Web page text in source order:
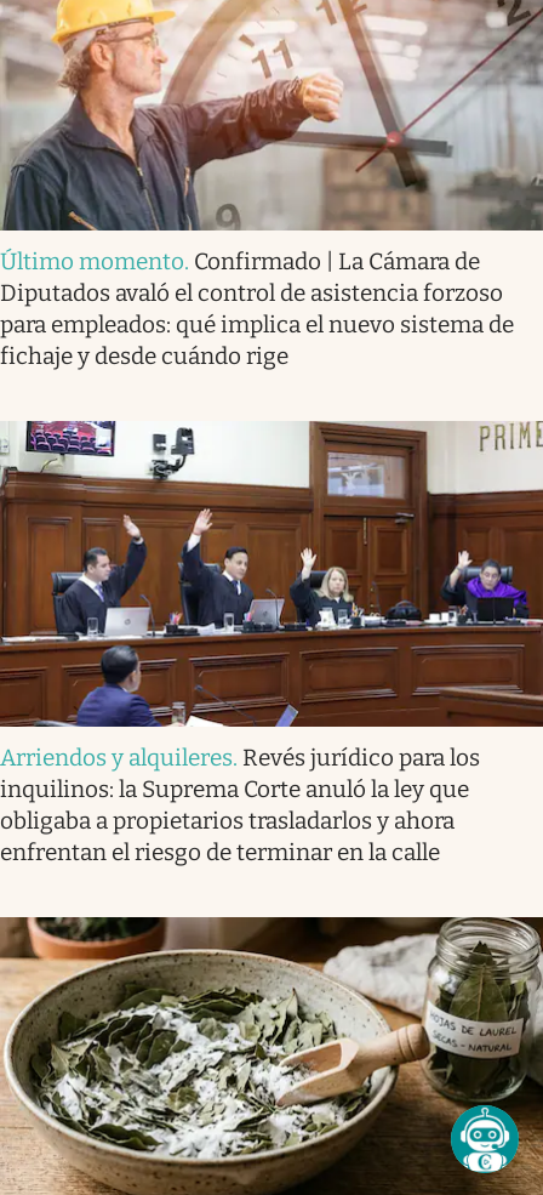
Último momento. Confirmado | La Cámara de
Diputados avaló el control de asistencia forzoso
para empleados: qué implica el nuevo sistema de
fichaje y desde cuándo rige
Arriendos y alquileres. Revés jurídico para los
inquilinos: la Suprema Corte anuló la ley que
obligaba a propietarios trasladarlos y ahora
enfrentan el riesgo de terminar en la calle